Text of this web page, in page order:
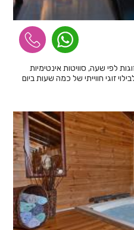
לפי שעה, סוויטות אינטימיות
זוגי חווייתי של כמה שעות ביום